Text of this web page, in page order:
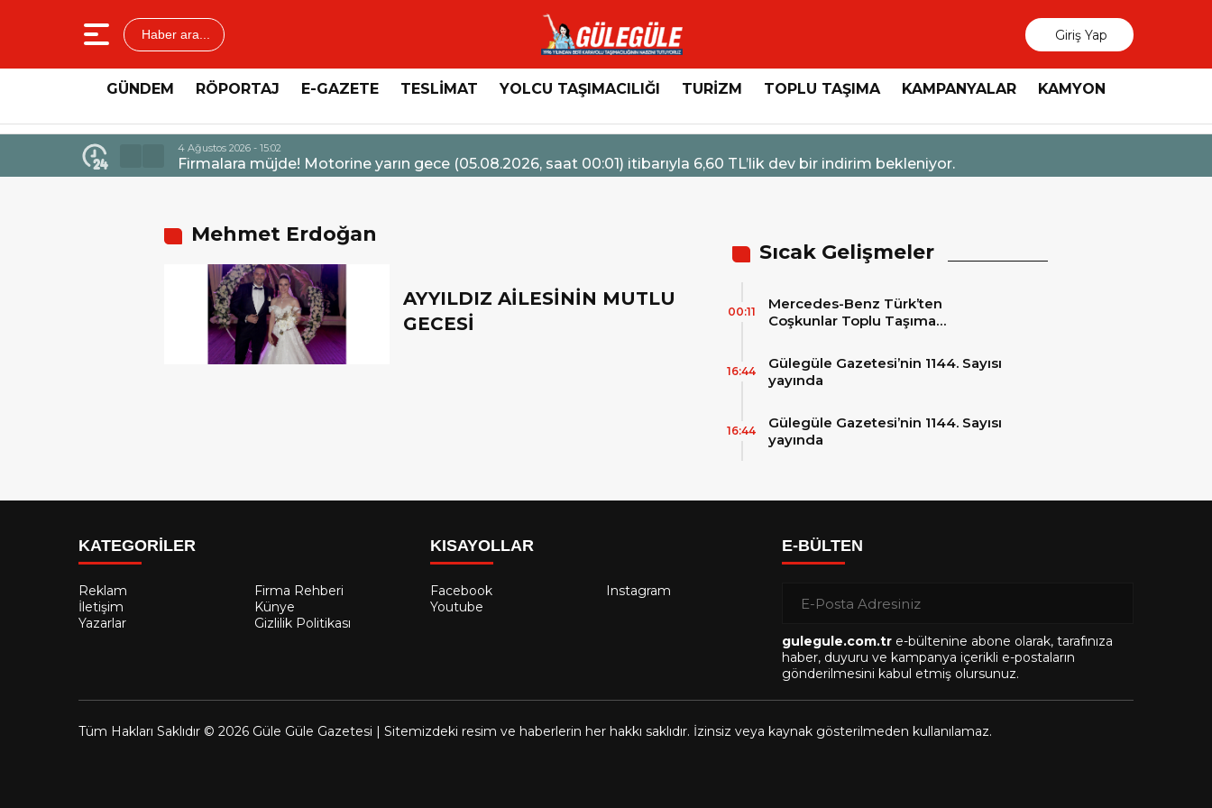
Haber ara... Giriş Yap
GÜNDEM RÖPORTAJ E-GAZETE TESLİMAT YOLCU TAŞIMACILIĞI TURİZM TOPLU TAŞIMA KAMPANYALAR KAMYON
gece (05.08.2026, saat 00:01) itibarıyla 6,60 TL’lik dev bir indirim bekleniyor. Mercedes-Benz Türk’ten Kamyon Servis Sözleşmelerinde 36
Mehmet Erdoğan
AYYILDIZ AİLESİNİN MUTLU
GECESİ
Sıcak Gelişmeler
Mercedes-Benz Türk’ten
Coşkunlar Toplu Taşıma
Mercedes-Benz Conecto Otobüs
Teslimatı
00:11
Gülegüle Gazetesi’nin 1144. Sayısı
yayında
16:44
Gülegüle Gazetesi’nin 1144. Sayısı
yayında
16:44
KATEGORİLER
Reklam
Firma Rehberi
İletişim
Künye
Yazarlar
Gizlilik Politikası
KISAYOLLAR
Facebook
Instagram
Youtube
E-BÜLTEN
gulegule.com.tr e-bültenine abone olarak, tarafınıza
haber, duyuru ve kampanya içerikli e-postaların
gönderilmesini kabul etmiş olursunuz.
Tüm Hakları Saklıdır © 2026 Güle Güle Gazetesi | Sitemizdeki resim ve haberlerin her hakkı saklıdır. İzinsiz veya kaynak gösterilmeden kullanılamaz.